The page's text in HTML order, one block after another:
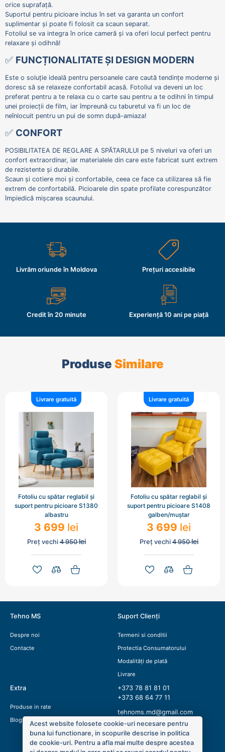
orice suprafață.
Suportul pentru picioare inclus în set va garanta un confort
suplimentar și poate fi folosit ca scaun separat.
Fotoliul se va integra în orice cameră și va oferi locul perfect pentru
relaxare și odihnă!
✅ FUNCȚIONALITATE ȘI DESIGN MODERN
Este o soluție ideală pentru persoanele care caută tendințe moderne și
doresc să se relaxeze confortabil acasă. Fotoliul va deveni un loc
preferat pentru a te relaxa cu o carte sau pentru a te odihni în timpul
unei proiecții de film, iar împreună cu taburetul va fi un loc de
neînlocuit pentru un pui de somn după-amiaza!
✅ CONFORT
POSIBILITATEA DE REGLARE A SPĂTARULUI pe 5 niveluri va oferi un
confort extraordinar, iar materialele din care este fabricat sunt extrem
de rezistente și durabile.
Scaun și cotiere moi și confortabile, ceea ce face ca utilizarea să fie
extrem de confortabilă. Picioarele din spate profilate corespunzător
împiedică mișcarea scaunului.
Livrăm oriunde în Moldova Prețuri accesibile
Credit în 20 minute Experiență 10 ani pe piață
Produse Similare
Livrare gratuită
Fotoliu cu spătar reglabil și
suport pentru picioare S1380
albastru
3 699 lei
Preț vechi4 950lei
Livrare gratuită
Fotoliu cu spătar reglabil și
suport pentru picioare S1408
galben/muștar
3 699 lei
Preț vechi4 950lei
Tehno MS
Despre noi
Contacte
Suport Clienți
Termeni si conditii
Protectia Consumatorului
Modalități de plată
Livrare
Extra
Produse in rate
Blog
+373 78 81 81 01
+373 68 64 77 11
tehnoms.md@gmail.com
Acest website folosete cookie-uri necesare pentru
buna lui functionare, in scopurile descrise in politica
de cookie-uri. Pentru a afla mai multe despre acestea